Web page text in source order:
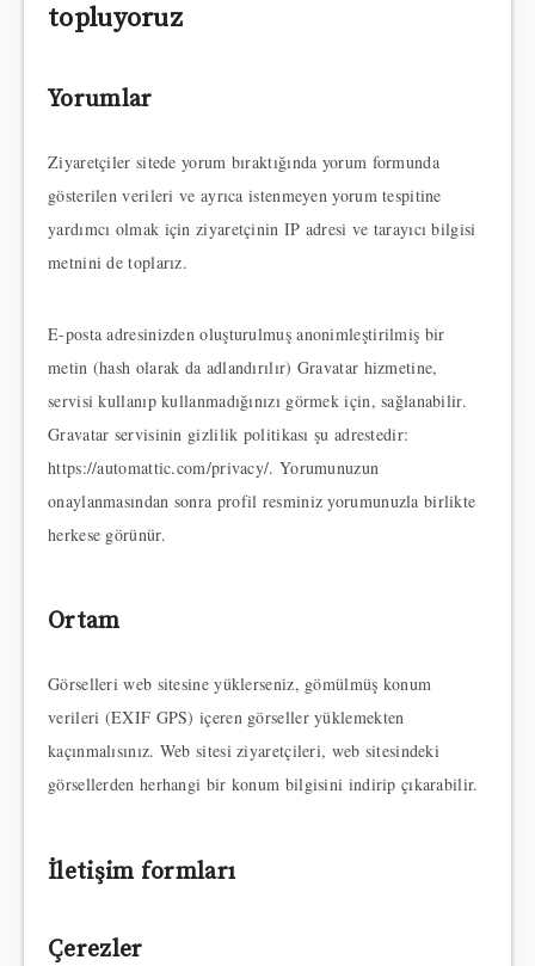
topluyoruz
Yorumlar
Ziyaretçiler sitede yorum bıraktığında yorum formunda
gösterilen verileri ve ayrıca istenmeyen yorum tespitine
yardımcı olmak için ziyaretçinin IP adresi ve tarayıcı bilgisi
metnini de toplarız.
E-posta adresinizden oluşturulmuş anonimleştirilmiş bir
metin (hash olarak da adlandırılır) Gravatar hizmetine,
servisi kullanıp kullanmadığınızı görmek için, sağlanabilir.
Gravatar servisinin gizlilik politikası şu adrestedir:
https://automattic.com/privacy/. Yorumunuzun
onaylanmasından sonra profil resminiz yorumunuzla birlikte
herkese görünür.
Ortam
Görselleri web sitesine yüklerseniz, gömülmüş konum
verileri (EXIF GPS) içeren görseller yüklemekten
kaçınmalısınız. Web sitesi ziyaretçileri, web sitesindeki
görsellerden herhangi bir konum bilgisini indirip çıkarabilir.
İletişim formları
Çerezler